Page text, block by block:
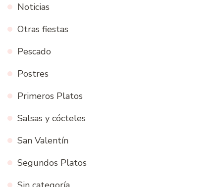
Noticias
Otras fiestas
Pescado
Postres
Primeros Platos
Salsas y cócteles
San Valentín
Segundos Platos